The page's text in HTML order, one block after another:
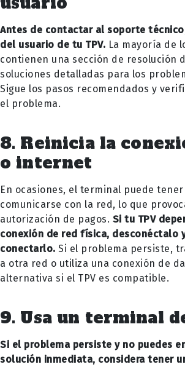
Antes de contactar al soporte
del usuario de tu TPV. La mayoría de
contienen una sección de resolución
soluciones detalladas para los
Sigue los pasos recomendados y
el problema.
8. Reinicia la
o internet
En ocasiones, el terminal puede
comunicarse con la red, lo que
autorización de pagos. Si tu TPV
conexión de red física, desconéctalo
conectarlo. Si el problema persiste,
a otra red o utiliza una conexión de
alternativa si el TPV es compatible.
9. Usa un terminal
Si el problema persiste y no puedes
solución inmediata, considera tener